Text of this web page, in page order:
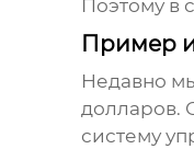
Поэтому в
Пример
Недавно
долларов.
систему